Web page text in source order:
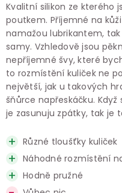
Kvalitní silikon ze kterého
poutkem. Příjemné na
namažou lubrikantem,
samy. Vzhledově jsou
nepříjemné švy, které
to rozmístění kuliček ne
největší, jak u takových
šňůrce napřeskáčku.
je zasunuju zpátky, tak je
Různé tloušťky kuliček
Náhodné rozmístění
Hodně pružné